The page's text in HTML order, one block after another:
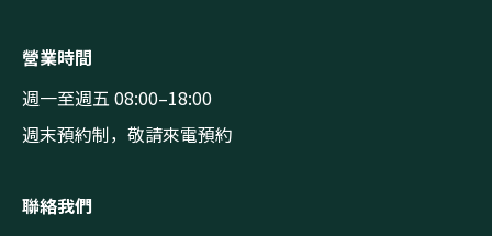
營業時間
週一至週五 08:00–18:00
週末預約制，敬請來電預約
聯絡我們